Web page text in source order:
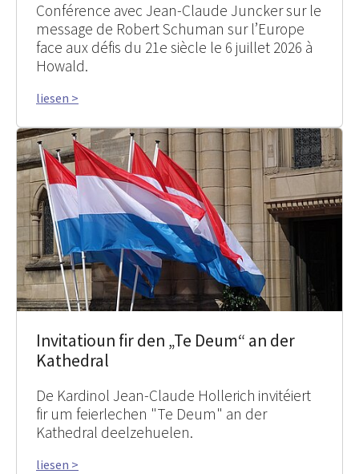
Conférence avec Jean-Claude Juncker sur le
message de Robert Schuman sur l’Europe
face aux défis du 21e siècle le 6 juillet 2026 à
Howald.
liesen >
Invitatioun fir den „Te Deum“ an der
Kathedral
De Kardinol Jean-Claude Hollerich invitéiert
fir um feierlechen "Te Deum" an der
Kathedral deelzehuelen.
liesen >